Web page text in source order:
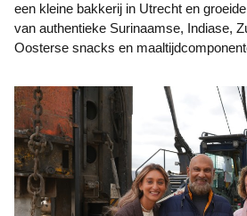
een kleine bakkerij in Utrecht en
van authentieke Surinaamse, Indiase,
Oosterse snacks en